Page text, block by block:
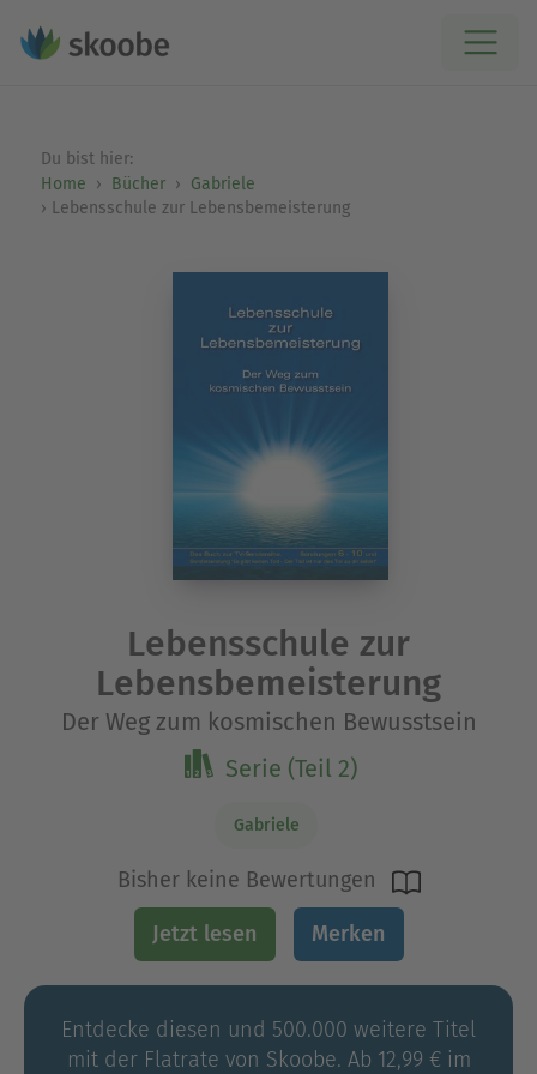
Du bist hier:
Home
Bücher
Gabriele
Lebensschule zur Lebensbemeisterung
Lebensschule zur
Lebensbemeisterung
Der Weg zum kosmischen Bewusstsein
Serie (Teil 2)
Gabriele
Bisher keine Bewertungen
Jetzt lesen Merken
Entdecke diesen und 500.000 weitere Titel
mit der Flatrate von Skoobe. Ab 12,99 € im